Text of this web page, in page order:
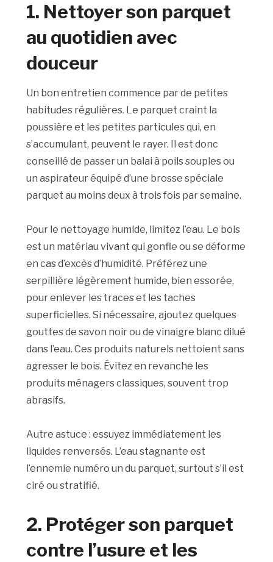
1. Nettoyer son parquet
au quotidien avec
douceur
Un bon entretien commence par de petites
habitudes régulières. Le parquet craint la
poussière et les petites particules qui, en
s’accumulant, peuvent le rayer. Il est donc
conseillé de passer un balai à poils souples ou
un aspirateur équipé d’une brosse spéciale
parquet au moins deux à trois fois par semaine.
Pour le nettoyage humide, limitez l’eau. Le bois
est un matériau vivant qui gonfle ou se déforme
en cas d’excès d’humidité. Préférez une
serpillière légèrement humide, bien essorée,
pour enlever les traces et les taches
superficielles. Si nécessaire, ajoutez quelques
gouttes de savon noir ou de vinaigre blanc dilué
dans l’eau. Ces produits naturels nettoient sans
agresser le bois. Évitez en revanche les
produits ménagers classiques, souvent trop
abrasifs.
Autre astuce : essuyez immédiatement les
liquides renversés. L’eau stagnante est
l’ennemie numéro un du parquet, surtout s’il est
ciré ou stratifié.
2. Protéger son parquet
contre l’usure et les